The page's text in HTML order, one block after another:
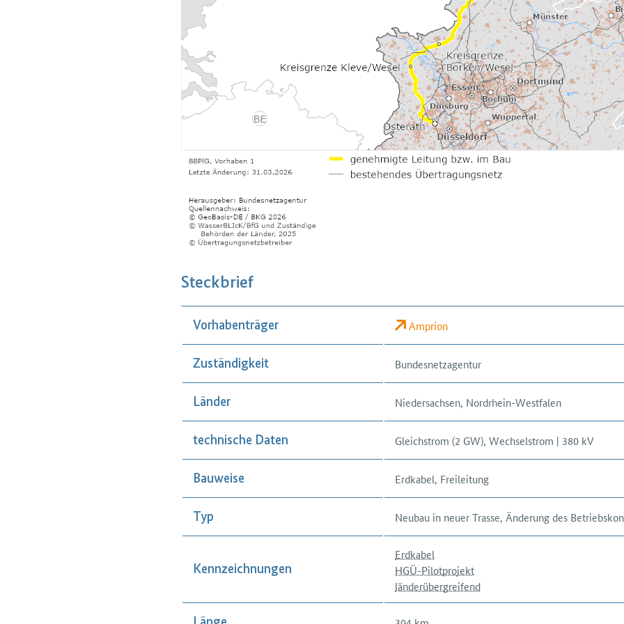
Steckbrief
Vorhabenträger Amprion
Zuständigkeit Bundesnetzagentur
Länder Niedersachsen, Nordrhein-Westfalen
technische Daten Gleichstrom (2 GW), Wechselstrom | 380 kV
Bauweise Erdkabel, Freileitung
Typ Neubau in neuer Trasse, Änderung des
Kennzeichnungen
Erdkabel
HGÜ-Pilotprojekt
länderübergreifend